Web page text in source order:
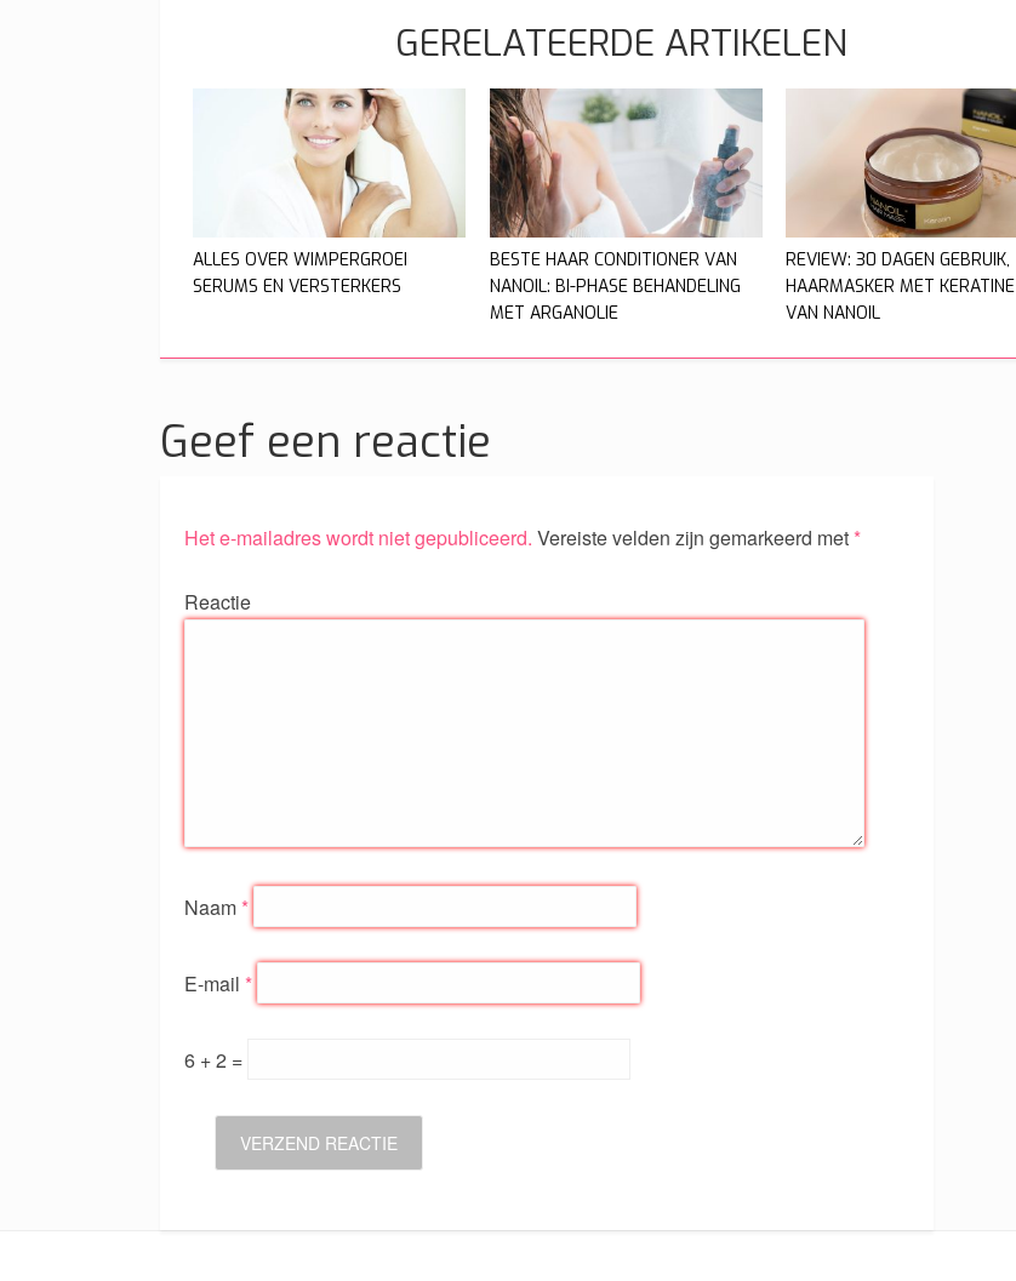
GERELATEERDE ARTIKELEN
ALLES OVER WIMPERGROEI
SERUMS EN VERSTERKERS
BESTE HAAR CONDITIONER VAN
NANOIL: BI-PHASE BEHANDELING
MET ARGANOLIE
REVIEW: 30 DAGEN GEBRUIK,
HAARMASKER MET KERATINE
VAN NANOIL
Geef een reactie
Het e-mailadres wordt niet gepubliceerd. Vereiste velden zijn gemarkeerd met *
Reactie
Naam *
E-mail *
6 + 2 =